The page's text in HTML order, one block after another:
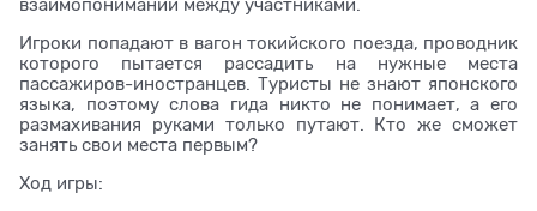
взаимопонимании между участниками.
Игроки попадают в вагон токийского поезда, проводник
которого пытается рассадить на нужные места
пассажиров-иностранцев. Туристы не знают японского
языка, поэтому слова гида никто не понимает, а его
размахивания руками только путают. Кто же сможет
занять свои места первым?
Ход игры: